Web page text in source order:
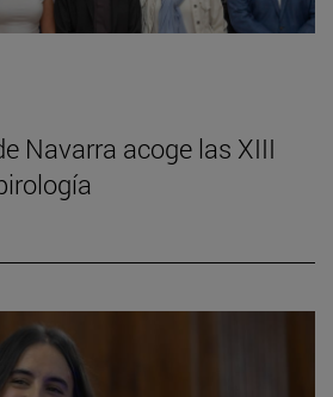
Navarra acoge las XIII